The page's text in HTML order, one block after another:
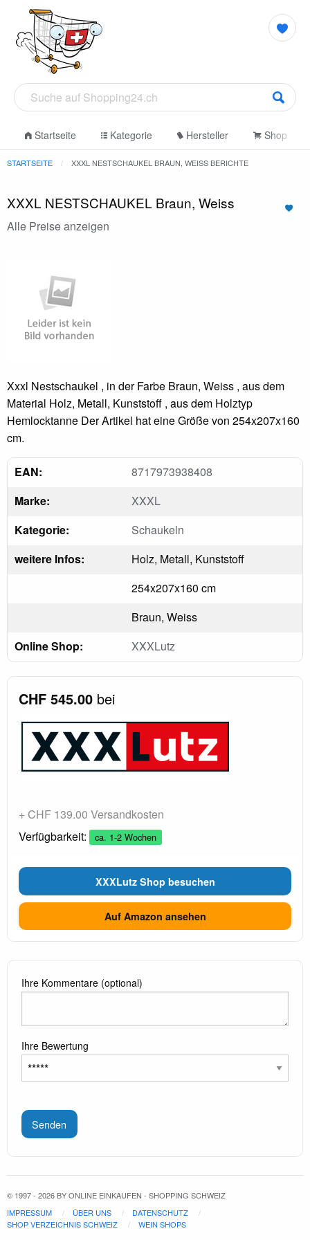
Startseite Kategorie Hersteller Shop
STARTSEITE XXXL NESTSCHAUKEL BRAUN, WEISS BERICHTE
XXXL NESTSCHAUKEL Braun, Weiss
Alle Preise anzeigen
Xxxl Nestschaukel , in der Farbe Braun, Weiss , aus dem
Material Holz, Metall, Kunststoff , aus dem Holztyp
Hemlocktanne Der Artikel hat eine Größe von 254x207x160
cm.
EAN:
8717973938408
Marke:
XXXL
Kategorie:
Schaukeln
weitere Infos:
Holz, Metall, Kunststoff
254x207x160 cm
Braun, Weiss
Online Shop:
XXXLutz
CHF 545.00 bei
+ CHF 139.00 Versandkosten
Verfügbarkeit:
ca. 1-2 Wochen
XXXLutz Shop besuchen
Auf Amazon ansehen
Ihre Kommentare (optional)
Ihre Bewertung
Senden
© 1997 - 2026 BY ONLINE EINKAUFEN - SHOPPING SCHWEIZ
IMPRESSUM
ÜBER UNS
DATENSCHUTZ
SHOP VERZEICHNIS SCHWEIZ
WEIN SHOPS